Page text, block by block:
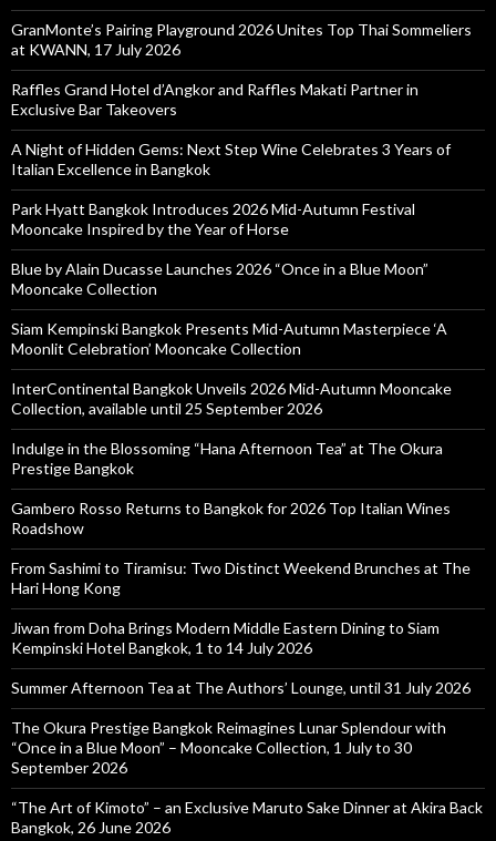
GranMonte’s Pairing Playground 2026 Unites Top Thai Sommeliers
at KWANN, 17 July 2026
Raffles Grand Hotel d’Angkor and Raffles Makati Partner in
Exclusive Bar Takeovers
A Night of Hidden Gems: Next Step Wine Celebrates 3 Years of
Italian Excellence in Bangkok
Park Hyatt Bangkok Introduces 2026 Mid-Autumn Festival
Mooncake Inspired by the Year of Horse
Blue by Alain Ducasse Launches 2026 “Once in a Blue Moon”
Mooncake Collection
Siam Kempinski Bangkok Presents Mid-Autumn Masterpiece ‘A
Moonlit Celebration’ Mooncake Collection
InterContinental Bangkok Unveils 2026 Mid-Autumn Mooncake
Collection, available until 25 September 2026
Indulge in the Blossoming “Hana Afternoon Tea” at The Okura
Prestige Bangkok
Gambero Rosso Returns to Bangkok for 2026 Top Italian Wines
Roadshow
From Sashimi to Tiramisu: Two Distinct Weekend Brunches at The
Hari Hong Kong
Jiwan from Doha Brings Modern Middle Eastern Dining to Siam
Kempinski Hotel Bangkok, 1 to 14 July 2026
Summer Afternoon Tea at The Authors’ Lounge, until 31 July 2026
The Okura Prestige Bangkok Reimagines Lunar Splendour with
“Once in a Blue Moon” – Mooncake Collection, 1 July to 30
September 2026
“The Art of Kimoto” – an Exclusive Maruto Sake Dinner at Akira Back
Bangkok, 26 June 2026